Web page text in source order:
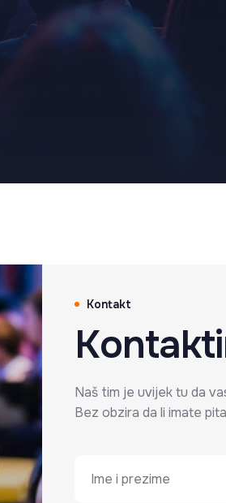
Kontakt
Naš tim je uvijek tu da
Bez obzira da li imate